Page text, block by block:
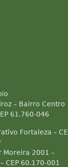
– Bairro Centro
61.760-046
Fortaleza – CE
Moreira 2001 –
CEP 60.170-001